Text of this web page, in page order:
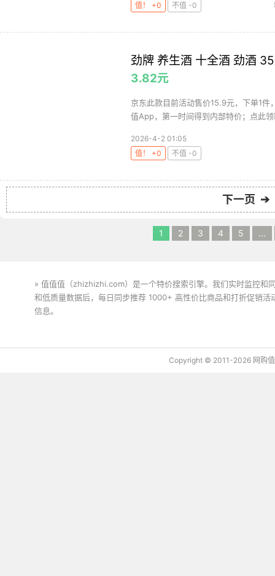
值！ +0
不值 -0
劲牌 养生酒 十全酒 劲酒
3.82元
京东此款目前活动售价15.9元，下单1
值App，第一时间得到内部特价；点此
2026-4-2 01:05
值！ +0
不值 -0
下一页 ➔
1 2 3 4 5 ...
» 值值值（zhizhizhi.com）是一个特价搜索引擎。我们实时监控和
和低质量数据后，每日同步推荐 1000+ 高性价比商品和打折促销
信息。
Copyright © 2011-2026 网购